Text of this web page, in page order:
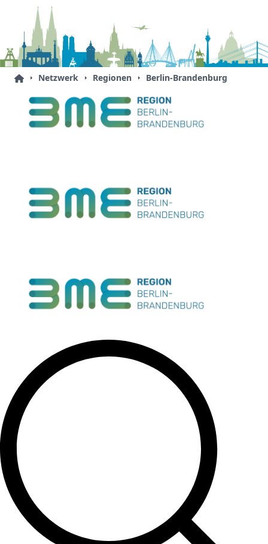
Netzwerk Regionen Berlin-Brandenburg